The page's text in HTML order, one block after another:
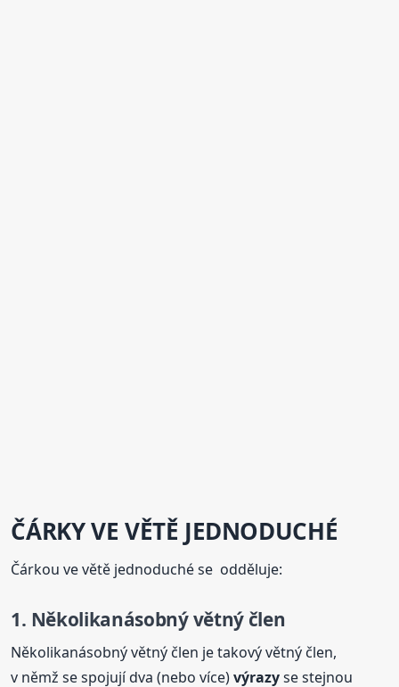
ČÁRKY VE VĚTĚ JEDNODUCHÉ
Čárkou ve větě jednoduché se odděluje:
1. Několikanásobný větný člen
Několikanásobný větný člen je takový větný člen,
v němž se spojují dva (nebo více)výrazyse stejnou